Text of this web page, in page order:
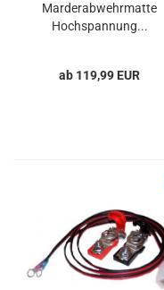
Marderabwehrmatte
Hochspannung...
ab 119,99 EUR